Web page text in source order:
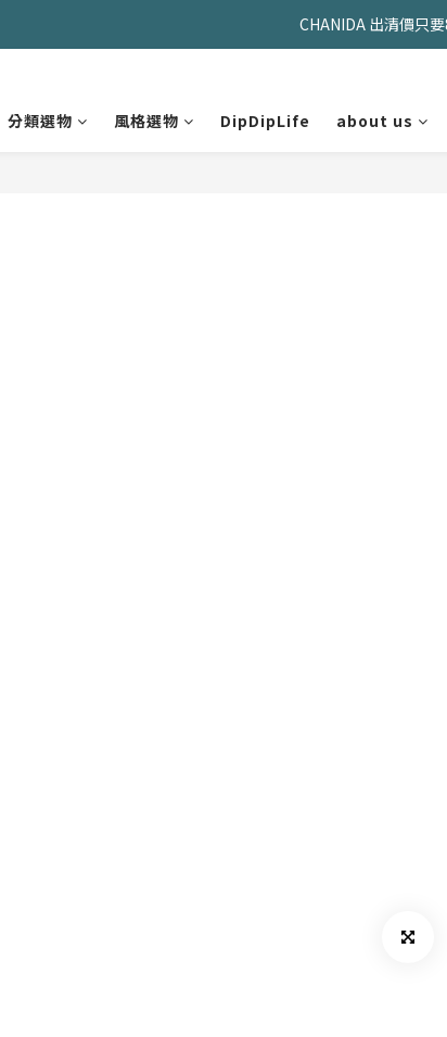
久坐神器>>坐&靠墊組合
CHANIDA 出清價只
分類選物 風格選物 DipDipLife about us